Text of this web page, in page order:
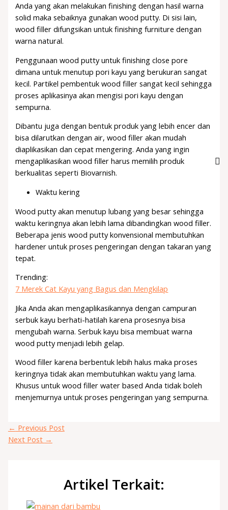
Anda yang akan melakukan finishing dengan hasil warna
solid maka sebaiknya gunakan wood putty. Di sisi lain,
wood filler difungsikan untuk finishing furniture dengan
warna natural.
Penggunaan wood putty untuk finishing close pore
dimana untuk menutup pori kayu yang berukuran sangat
kecil. Partikel pembentuk wood filler sangat kecil sehingga
proses aplikasinya akan mengisi pori kayu dengan
sempurna.
Dibantu juga dengan bentuk produk yang lebih encer dan
bisa dilarutkan dengan air, wood filler akan mudah
diaplikasikan dan cepat mengering. Anda yang ingin
mengaplikasikan wood filler harus memilih produk
berkualitas seperti Biovarnish.
Waktu kering
Wood putty akan menutup lubang yang besar sehingga
waktu keringnya akan lebih lama dibandingkan wood filler.
Beberapa jenis wood putty konvensional membutuhkan
hardener untuk proses pengeringan dengan takaran yang
tepat.
Trending:
7 Merek Cat Kayu yang Bagus dan Mengkilap
Jika Anda akan mengaplikasikannya dengan campuran
serbuk kayu berhati-hatilah karena prosesnya bisa
mengubah warna. Serbuk kayu bisa membuat warna
wood putty menjadi lebih gelap.
Wood filler karena berbentuk lebih halus maka proses
keringnya tidak akan membutuhkan waktu yang lama.
Khusus untuk wood filler water based Anda tidak boleh
menjemurnya untuk proses pengeringan yang sempurna.
← Previous Post
Next Post →
Artikel Terkait: